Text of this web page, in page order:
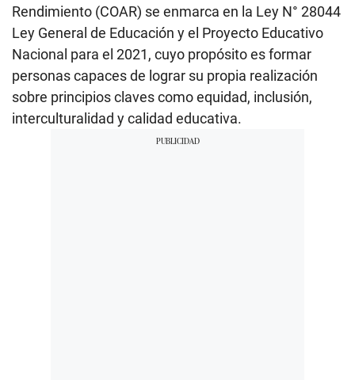
Rendimiento (COAR) se enmarca en la Ley N° 28044
Ley General de Educación y el Proyecto Educativo
Nacional para el 2021, cuyo propósito es formar
personas capaces de lograr su propia realización
sobre principios claves como equidad, inclusión,
interculturalidad y calidad educativa.